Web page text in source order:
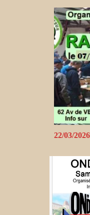
22/03/